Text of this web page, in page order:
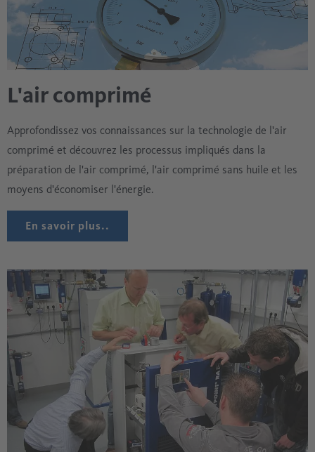
L'air comprimé
Approfondissez vos connaissances sur la technologie de l'air
comprimé et découvrez les processus impliqués dans la
préparation de l'air comprimé, l'air comprimé sans huile et les
moyens d'économiser l'énergie.
En savoir plus..